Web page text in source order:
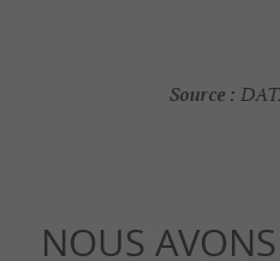
Source :
NOUS